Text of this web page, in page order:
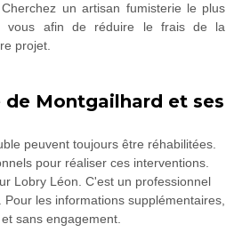
un artisan fumisterie le plus
vous afin de réduire le frais de la
projet.
Montgailhard et ses
peuvent toujours être réhabilitées.
pour réaliser ces interventions.
Lobry Léon. C'est un professionnel
les informations supplémentaires,
sans engagement.